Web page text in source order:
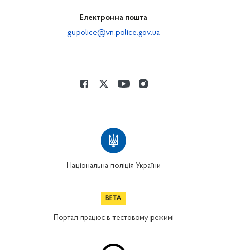
Електронна пошта
gupolice@vn.police.gov.ua
Національна поліція України
Портал працює в тестовому режимі